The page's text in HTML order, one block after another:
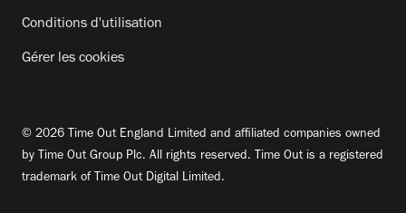
Conditions d'utilisation
Gérer les cookies
© 2026 Time Out England Limited and affiliated companies owned
by Time Out Group Plc. All rights reserved. Time Out is a registered
trademark of Time Out Digital Limited.